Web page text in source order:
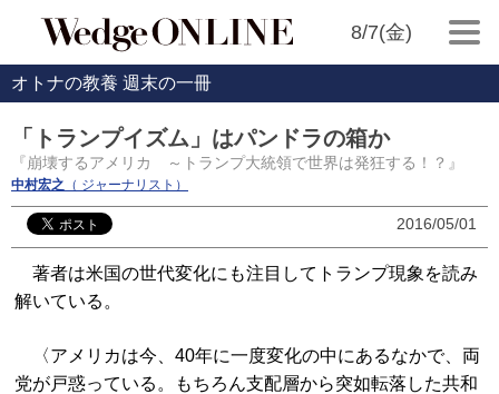
8/7(金)
オトナの教養 週末の一冊
「トランプイズム」はパンドラの箱か
『崩壊するアメリカ ～トランプ大統領で世界は発狂する！？』
中村宏之 （ ジャーナリスト）
2016/05/01
著者は米国の世代変化にも注目してトランプ現象を読み
解いている。
〈アメリカは今、40年に一度変化の中にあるなかで、両
党が戸惑っている。もちろん支配層から突如転落した共和